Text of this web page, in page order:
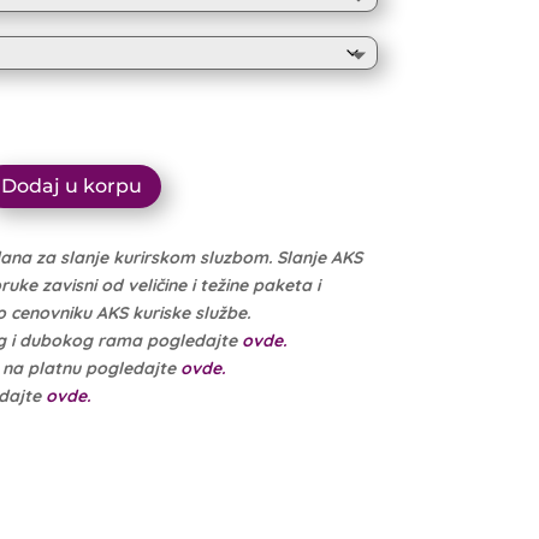
10.999 рсд
through
10.449 рсд
Dodaj u korpu
za slanje kurirskom sluzbom. Slanje AKS
zavisni od veličine i težine paketa i
AKS kuriske službe.
i dubokog rama pogledajte ovde.
na platnu pogledajte ovde.
ovde.